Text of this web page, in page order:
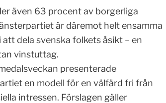
även 63 procent av borgerliga
är däremot helt ensamma
dela svenska folkets åsikt – en
vinstuttag.
presenterade
en modell för en välfärd fri från
intressen. Förslagen gäller